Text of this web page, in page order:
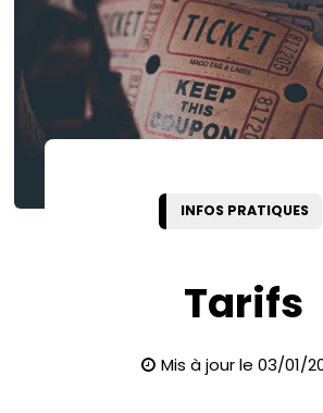
INFOS PRATIQUES
Tarifs
Mis à jour le 03/01/